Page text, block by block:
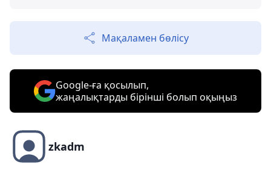
Мақаламен бөлісу
Google-ға қосылып,
жаңалықтарды бірінші болып оқыңыз
zkadm